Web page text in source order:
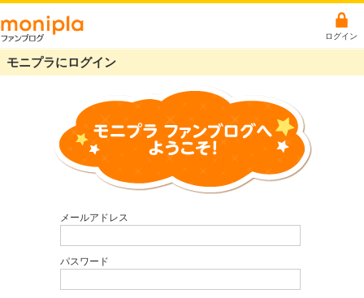
ログイン
モニプラにログイン
メールアドレス
パスワード